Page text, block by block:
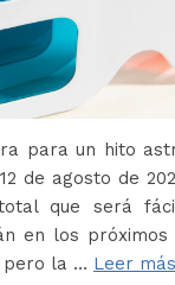
para un hito
de agosto de
que será
en los próximos
pero la … Leer más